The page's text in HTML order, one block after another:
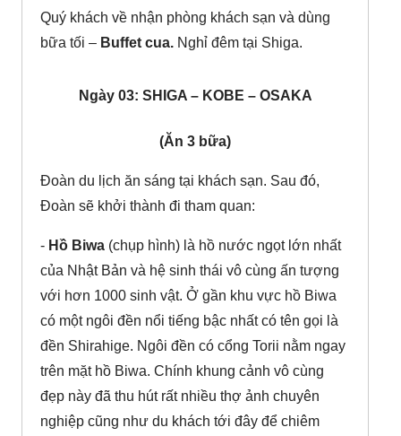
Quý khách về nhận phòng khách sạn và dùng
bữa tối – Buffet cua. Nghỉ đêm tại Shiga.
Ngày 03: SHIGA – KOBE – OSAKA
(Ăn 3 bữa)
Đoàn du lịch ăn sáng tại khách sạn. Sau đó,
Đoàn sẽ khởi thành đi tham quan:
- Hồ Biwa (chụp hình) là hồ nước ngọt lớn nhất
của Nhật Bản và hệ sinh thái vô cùng ấn tượng
với hơn 1000 sinh vật. Ở gần khu vực hồ Biwa
có một ngôi đền nổi tiếng bậc nhất có tên gọi là
đền Shirahige. Ngôi đền có cổng Torii nằm ngay
trên mặt hồ Biwa. Chính khung cảnh vô cùng
đẹp này đã thu hút rất nhiều thợ ảnh chuyên
nghiệp cũng như du khách tới đây để chiêm